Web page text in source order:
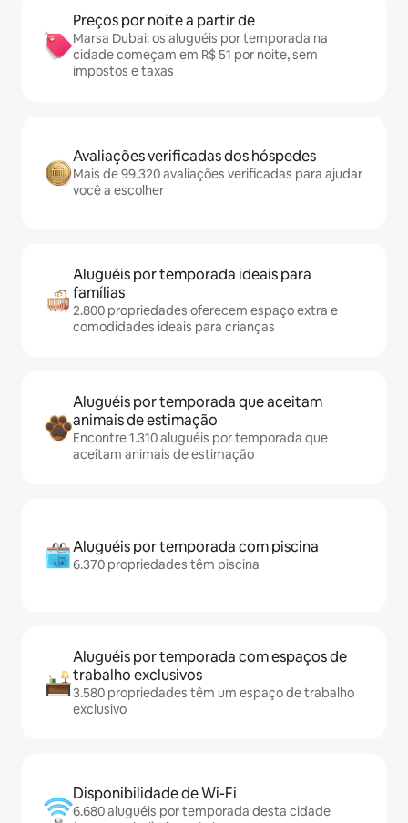
Preços por noite a partir de
Marsa Dubai: os aluguéis por temporada na
cidade começam em R$ 51 por noite, sem
impostos e taxas
Avaliações verificadas dos hóspedes
Mais de 99.320 avaliações verificadas para ajudar
você a escolher
Aluguéis por temporada ideais para
famílias
2.800 propriedades oferecem espaço extra e
comodidades ideais para crianças
Aluguéis por temporada que aceitam
animais de estimação
Encontre 1.310 aluguéis por temporada que
aceitam animais de estimação
Aluguéis por temporada com piscina
6.370 propriedades têm piscina
Aluguéis por temporada com espaços de
trabalho exclusivos
3.580 propriedades têm um espaço de trabalho
exclusivo
Disponibilidade de Wi-Fi
6.680 aluguéis por temporada desta cidade